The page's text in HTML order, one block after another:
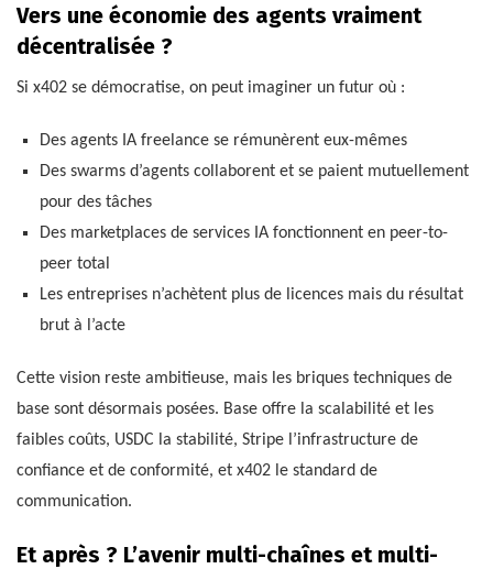
Vers une économie des agents vraiment
décentralisée ?
Si x402 se démocratise, on peut imaginer un futur où :
Des agents IA freelance se rémunèrent eux-mêmes
Des swarms d’agents collaborent et se paient mutuellement
pour des tâches
Des marketplaces de services IA fonctionnent en peer-to-
peer total
Les entreprises n’achètent plus de licences mais du résultat
brut à l’acte
Cette vision reste ambitieuse, mais les briques techniques de
base sont désormais posées. Base offre la scalabilité et les
faibles coûts, USDC la stabilité, Stripe l’infrastructure de
confiance et de conformité, et x402 le standard de
communication.
Et après ? L’avenir multi-chaînes et multi-